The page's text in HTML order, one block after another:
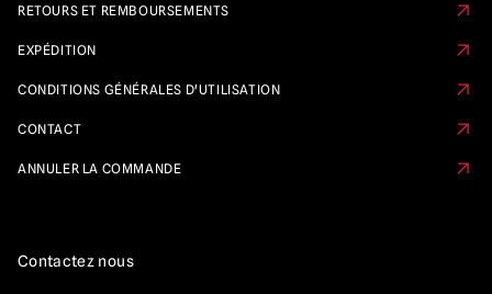
RETOURS ET REMBOURSEMENTS
EXPÉDITION
CONDITIONS GÉNÉRALES D'UTILISATION
CONTACT
ANNULER LA COMMANDE
Contactez nous